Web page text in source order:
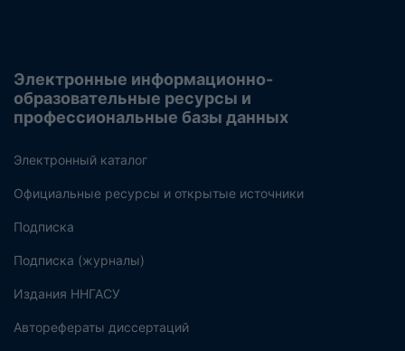
Электронные информационно-
образовательные ресурсы и
профессиональные базы данных
Электронный каталог
Официальные ресурсы и открытые источники
Подписка
Подписка (журналы)
Издания ННГАСУ
Авторефераты диссертаций